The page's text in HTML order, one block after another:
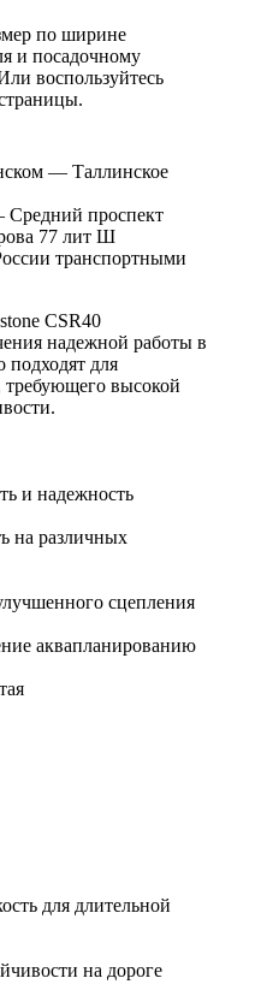
по ширине
и посадочному
воспользуйтесь
— Таллинское
проспект
77 лит Ш
транспортными
CSR40
надежной работы в
для
требующего высокой
и надежность
на различных
сцепления
аквапланированию
для длительной
на дороге